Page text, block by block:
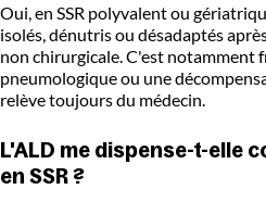
Oui, en SSR polyvalent ou
isolés, dénutris ou désadaptés
non chirurgicale. C'est notamment
pneumologique ou une
relève toujours du médecin.
L'ALD me dispense-t-elle
en SSR ?